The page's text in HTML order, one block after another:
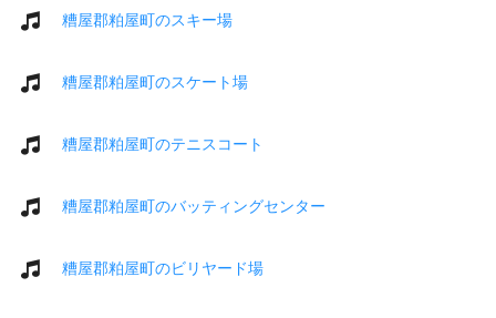
糟屋郡粕屋町のスキー場
糟屋郡粕屋町のスケート場
糟屋郡粕屋町のテニスコート
糟屋郡粕屋町のバッティングセンター
糟屋郡粕屋町のビリヤード場